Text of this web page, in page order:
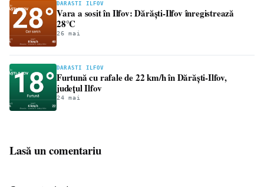
DARASTI ILFOV
Vara a sosit în Ilfov: Dărăști-Ilfov înregistrează
28°C
26 mai
DARASTI ILFOV
Furtună cu rafale de 22 km/h în Dărăști-Ilfov,
județul Ilfov
24 mai
Lasă un comentariu